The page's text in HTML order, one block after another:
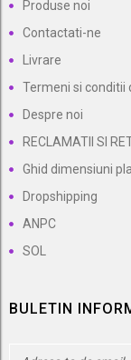
Produse noi
Contactati-ne
Livrare
Termeni si conditii
Despre noi
RECLAMATII SI
Ghid dimensiuni
Dropshipping
ANPC
SOL
BULETIN